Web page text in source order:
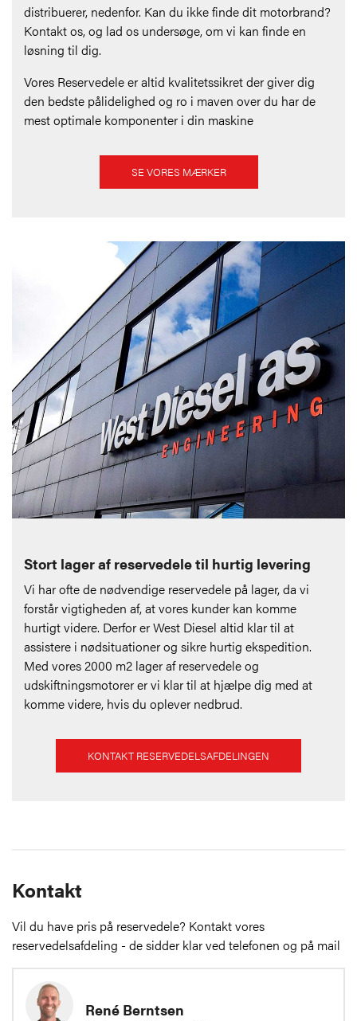
distribuerer, nedenfor. Kan du ikke finde dit motorbrand?
Kontakt os, og lad os undersøge, om vi kan finde en
løsning til dig.
Vores Reservedele er altid kvalitetssikret der giver dig
den bedste pålidelighed og ro i maven over du har de
mest optimale komponenter i din maskine
SE VORES MÆRKER
Stort lager af reservedele til hurtig levering
Vi har ofte de nødvendige reservedele på lager, da vi
forstår vigtigheden af, at vores kunder kan komme
hurtigt videre. Derfor er West Diesel altid klar til at
assistere i nødsituationer og sikre hurtig ekspedition.
Med vores 2000 m2 lager af reservedele og
udskiftningsmotorer er vi klar til at hjælpe dig med at
komme videre, hvis du oplever nedbrud.
KONTAKT RESERVEDELSAFDELINGEN
Kontakt
Vil du have pris på reservedele? Kontakt vores
reservedelsafdeling - de sidder klar ved telefonen og på mail
René Berntsen